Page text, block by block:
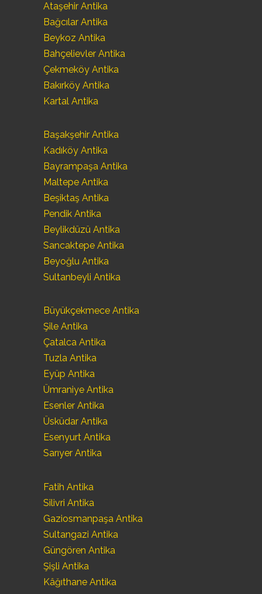
Ataşehir Antika
Bağcılar Antika
Beykoz Antika
Bahçelievler Antika
Çekmeköy Antika
Bakırköy Antika
Kartal Antika
Başakşehir Antika
Kadıköy Antika
Bayrampaşa Antika
Maltepe Antika
Beşiktaş Antika
Pendik Antika
Beylikdüzü Antika
Sancaktepe Antika
Beyoğlu Antika
Sultanbeyli Antika
Büyükçekmece Antika
Şile Antika
Çatalca Antika
Tuzla Antika
Eyüp Antika
Ümraniye Antika
Esenler Antika
Üsküdar Antika
Esenyurt Antika
Sarıyer Antika
Fatih Antika
Silivri Antika
Gaziosmanpaşa Antika
Sultangazi Antika
Güngören Antika
Şişli Antika
Kâğıthane Antika